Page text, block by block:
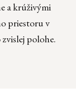
a krúživými
priestoru v
polohe.